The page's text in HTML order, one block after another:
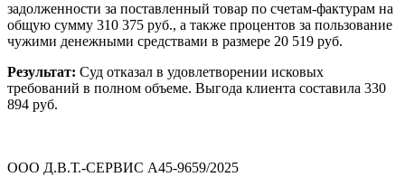
задолженности за поставленный товар по счетам-фактурам на
общую сумму 310 375 руб., а также процентов за пользование
чужими денежными средствами в размере 20 519 руб.
Результат: Суд отказал в удовлетворении исковых
требований в полном объеме. Выгода клиента составила 330
894 руб.
ООО Д.В.Т.-СЕРВИС А45-9659/2025